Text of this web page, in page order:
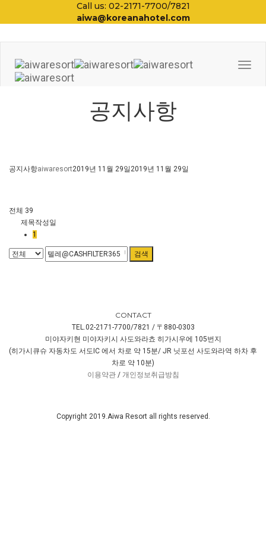
Call us: 02-2171-7700/7821
aiwa@koreanahotel.com
공지사항
공지사항aiwaresort2019년 11월 29일2019년 11월 29일
전체 39
제목작성일
1
검색
CONTACT
TEL.02-2171-7700/7821 / 〒880-0303
미야자키현 미야자키시 사도와라쵸 히가시우에 105번지
(히가시큐슈 자동차도 서도IC 에서 차로 약 15분/ JR 닛포선 사도와라역 하차 후
차로 약 10분)
이용약관/ 개인정보취급방침
Copyright 2019.Aiwa Resort all rights reserved.